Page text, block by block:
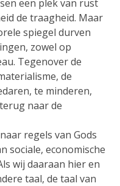
een plek van rust
de traagheid. Maar
spiegel durven
zowel op
Tegenover de
de
te minderen,
naar de
regels van Gods
sociale, economische
wij daaraan hier en
taal, de taal van